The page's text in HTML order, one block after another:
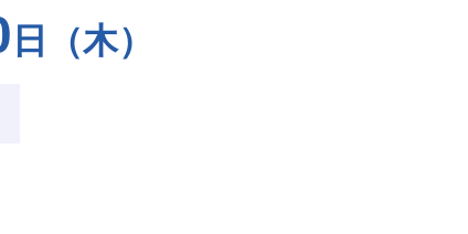
日 （木）